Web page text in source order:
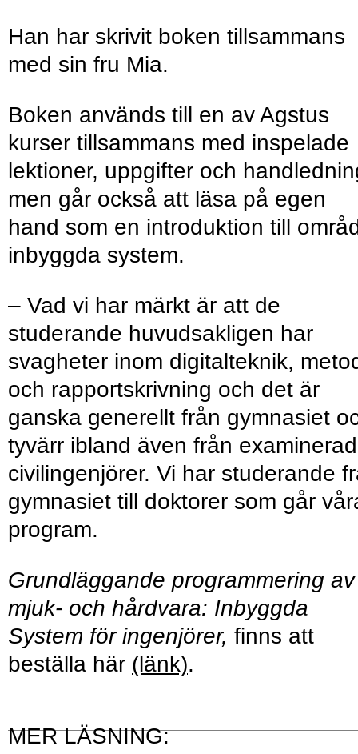
Han har skrivit boken tillsammans
med sin fru Mia.
Boken används till en av Agstus
kurser tillsammans med inspelade
lektioner, uppgifter och
men går också att läsa på egen
hand som en introduktion till
inbyggda system.
– Vad vi har märkt är att de
studerande huvudsakligen har
svagheter inom digitalteknik,
och rapportskrivning och det är
ganska generellt från gymnasiet
tyvärr ibland även från
civilingenjörer. Vi har studerande
gymnasiet till doktorer som går
program.
Grundläggande programmering av
mjuk- och hårdvara: Inbyggda
System för ingenjörer, finns att
beställa här (länk).